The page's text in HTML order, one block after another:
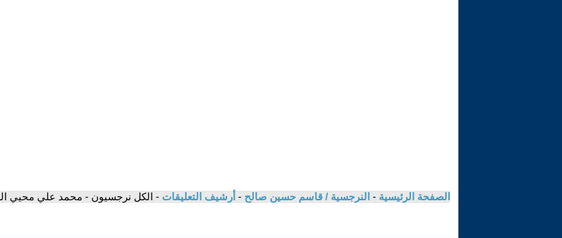
الصفحة الرئيسية - النرجسية / قاسم حسين صالح - أرشيف التعليقات - الكل نرجسيون - محمد علي محيي